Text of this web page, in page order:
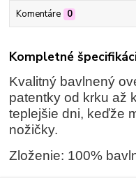
Komentáre 0
Kompletné
Kvalitný bavlnený
patentky od krku až
teplejšie dni, keďže
nožičky.
Zloženie: 100%